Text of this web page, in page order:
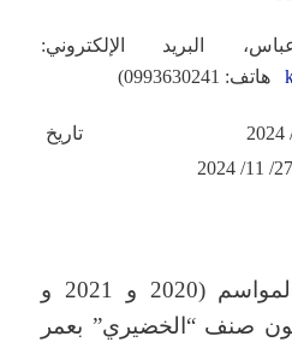
البريد الإلكتروني:
هاتف: 0993630241)
تاريخ الاستلام:6/ 08/ 2024 تاريخ
نفذت التجربة حلال المواسم (2020 و 2021 و
صنف “الخضيري” بعمر